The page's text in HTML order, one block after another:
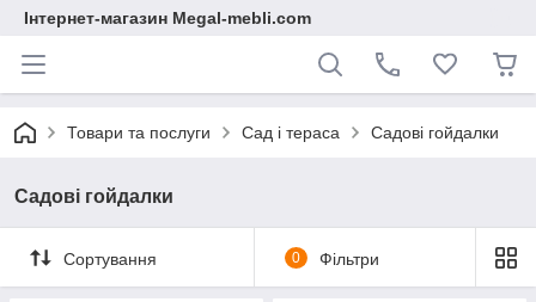
Інтернет-магазин Megal-mebli.com
Товари та послуги Сад і тераса Садові гойдалки
Садові гойдалки
Сортування 0 Фільтри